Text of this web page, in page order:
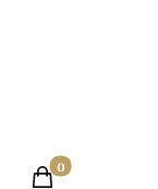
Produkty w